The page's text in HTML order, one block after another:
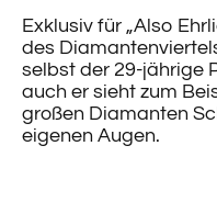
Exklusiv für „Also
des
selbst der 29-jährige
auch er sieht zum
großen Diamanten
eigenen Augen.